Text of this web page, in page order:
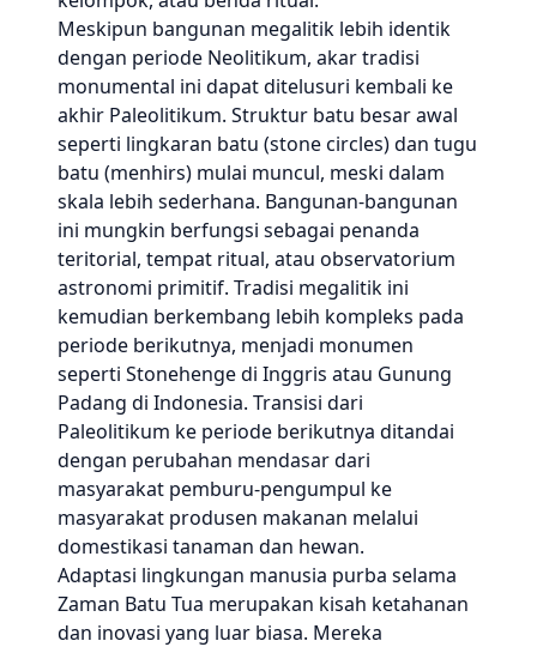
Meskipun bangunan megalitik lebih identik
dengan periode Neolitikum, akar tradisi
monumental ini dapat ditelusuri kembali ke
akhir Paleolitikum. Struktur batu besar awal
seperti lingkaran batu (stone circles) dan tugu
batu (menhirs) mulai muncul, meski dalam
skala lebih sederhana. Bangunan-bangunan
ini mungkin berfungsi sebagai penanda
teritorial, tempat ritual, atau observatorium
astronomi primitif. Tradisi megalitik ini
kemudian berkembang lebih kompleks pada
periode berikutnya, menjadi monumen
seperti Stonehenge di Inggris atau Gunung
Padang di Indonesia. Transisi dari
Paleolitikum ke periode berikutnya ditandai
dengan perubahan mendasar dari
masyarakat pemburu-pengumpul ke
masyarakat produsen makanan melalui
domestikasi tanaman dan hewan.
Adaptasi lingkungan manusia purba selama
Zaman Batu Tua merupakan kisah ketahanan
dan inovasi yang luar biasa. Mereka